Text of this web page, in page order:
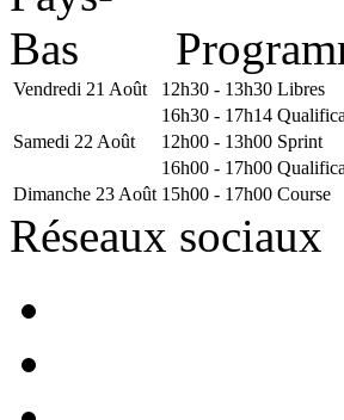
Vendredi 21 Août 12h30 - 13h30 Libres
16h30 - 17h14
Samedi 22 Août
12h00 - 13h00 Sprint
16h00 - 17h00
Dimanche 23 Août 15h00 - 17h00 Course
Réseaux sociaux